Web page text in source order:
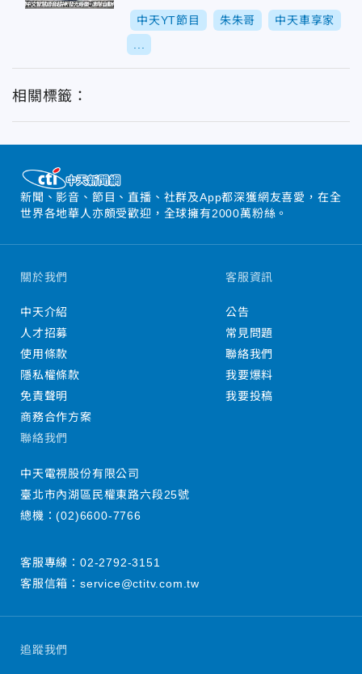
中天YT節目 朱朱哥 中天車享家
相關標籤：
新聞、影音、節目、直播、社群及App都深獲網友喜愛，在全
世界各地華人亦頗受歡迎，全球擁有2000萬粉絲。
追蹤我們
關於我們
中天介紹
人才招募
使用條款
隱私權條款
免責聲明
商務合作方案
客服資訊
公告
常見問題
聯絡我們
我要爆料
我要投稿
聯絡我們
中天電視股份有限公司
臺北市內湖區民權東路六段25號
總機：(02)6600-7766
客服專線： 02-2792-3151
客服信箱： service@ctitv.com.tw